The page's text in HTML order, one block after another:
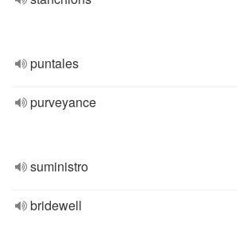
puntales
purveyance
suministro
bridewell